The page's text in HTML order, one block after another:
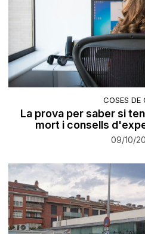
COSES DE
La prova per saber si
mort i consells
09/10/